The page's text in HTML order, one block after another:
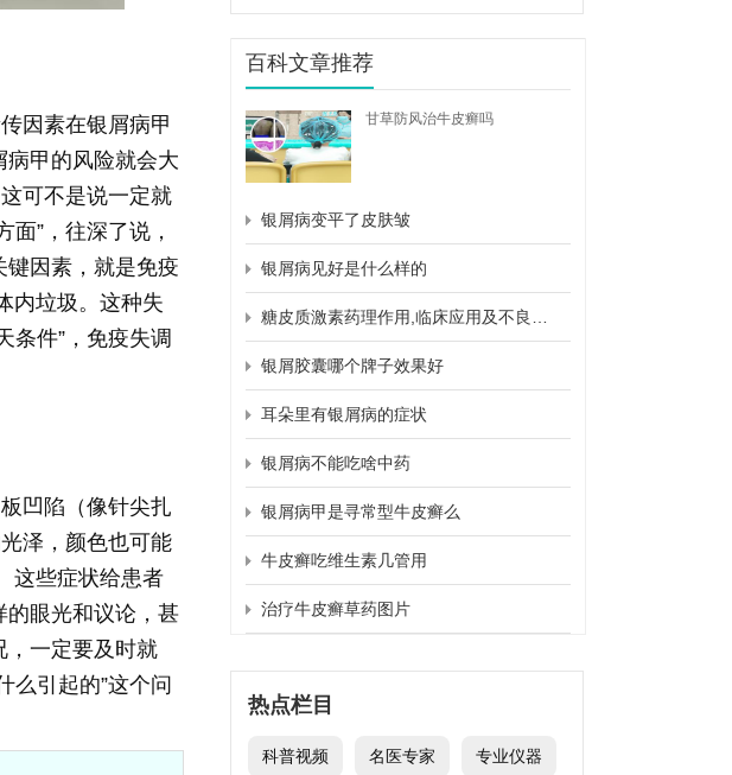
因素在银屑病甲
甲的风险就会大
可不是说一定就
”，往深了说，
因素，就是免疫
内垃圾。这种失
条件”，免疫失调
凹陷（像针尖扎
泽，颜色也可能
这些症状给患者
的眼光和议论，甚
，一定要及时就
么引起的”这个问
百科文章推荐
甘草防风治牛皮癣吗
银屑病变平了皮肤皱
银屑病见好是什么样的
银屑胶囊哪个牌子效果好
耳朵里有银屑病的症状
银屑病不能吃啥中药
银屑病甲是寻常型牛皮癣么
牛皮癣吃维生素几管用
治疗牛皮癣草药图片
热点栏目
科普视频 名医专家 专业仪器